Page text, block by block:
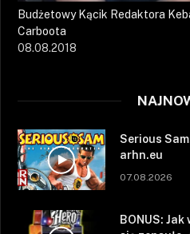
Budżetowy Kącik Redaktora
Carboota
08.08.2018
Serious
arhn.eu
07.08.2026
BONUS: